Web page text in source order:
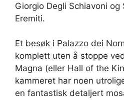
Giorgio Degli Schiavoni og
Eremiti.
Et besøk i Palazzo dei
komplett uten å stoppe
Magna (eller Hall of the
kammeret har noen
en fantastisk detaljert